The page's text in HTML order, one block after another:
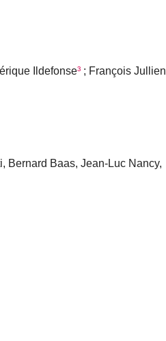
Ildefonse³ ; François Jullien
Bernard Baas, Jean-Luc Nancy,